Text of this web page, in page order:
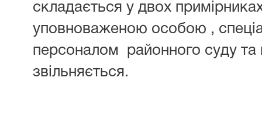
складається у двох
уповноваженою особою ,
персоналом районного суду та
звільняється.